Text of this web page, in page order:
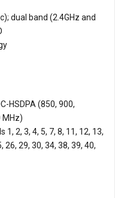
dual band (2.4GHz and
HSDPA (850, 900,
MHz)
1, 2, 3, 4, 5, 7, 8, 11, 12, 13,
26, 29, 30, 34, 38, 39, 40,